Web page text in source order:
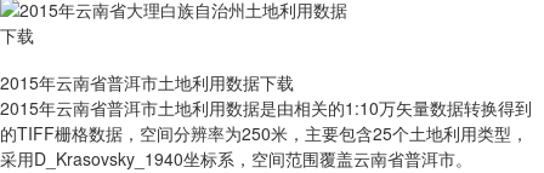
2015年云南省普洱市土地利用数据下载
2015年云南省普洱市土地利用数据是由相关的1:10万矢量数据转换得到
的TIFF栅格数据，空间分辨率为250米，主要包含25个土地利用类型，
采用D_Krasovsky_1940坐标系，空间范围覆盖云南省普洱市。